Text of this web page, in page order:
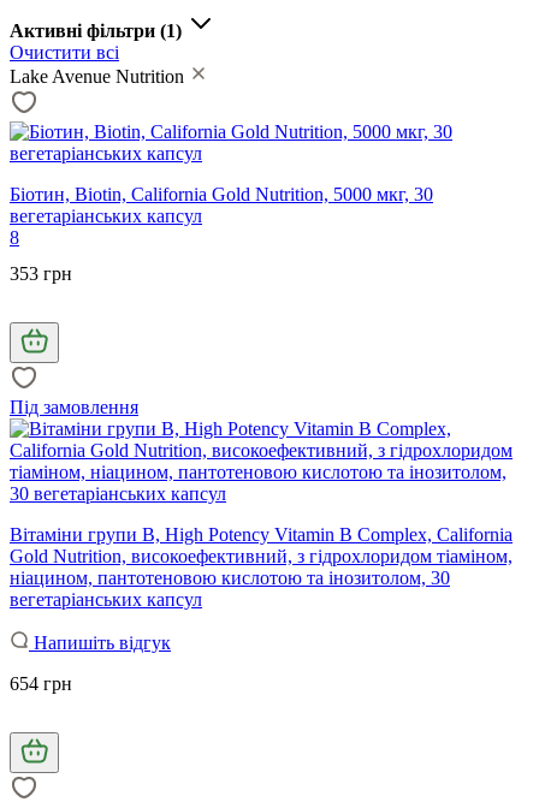
Активні фільтри (1)
Очистити всі
Lake Avenue Nutrition
Біотин, Biotin, California Gold Nutrition, 5000 мкг, 30
вегетаріанських капсул
8
353 грн
Під замовлення
Вітаміни групи В, High Potency Vitamin B Complex, California
Gold Nutrition, високоефективний, з гідрохлоридом тіаміном,
ніацином, пантотеновою кислотою та інозитолом, 30
вегетаріанських капсул
Напишіть відгук
654 грн